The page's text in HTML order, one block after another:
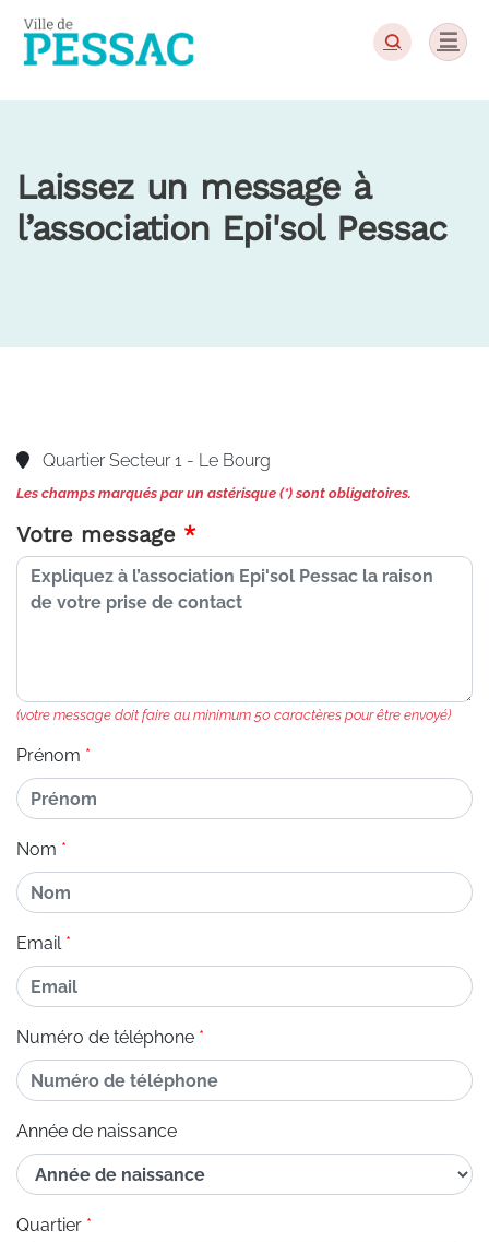
Laissez un message à
l’association Epi'sol Pessac
Quartier Secteur 1 - Le Bourg
Les champs marqués par un astérisque (*) sont obligatoires.
Votre message
(votre message doit faire au minimum 50 caractères pour être envoyé)
Prénom
Nom
Email
Numéro de téléphone
Année de naissance
Quartier
Panneau de gestion des cookies